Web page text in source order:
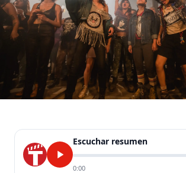
Escuchar resumen
0:00